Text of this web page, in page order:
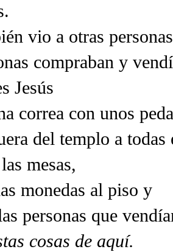
vio a otras
compraban y
Jesús
correa con unos
del templo a todas
mesas,
monedas al piso y
personas que
cosas de aquí.